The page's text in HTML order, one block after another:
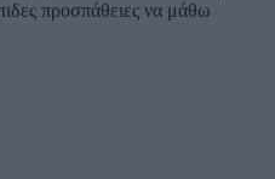
προσπάθειες να μάθω